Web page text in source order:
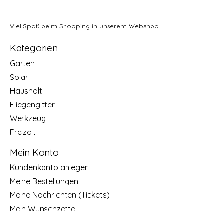
Viel Spaß beim Shopping in unserem Webshop
Kategorien
Garten
Solar
Haushalt
Fliegengitter
Werkzeug
Freizeit
Mein Konto
Kundenkonto anlegen
Meine Bestellungen
Meine Nachrichten (Tickets)
Mein Wunschzettel